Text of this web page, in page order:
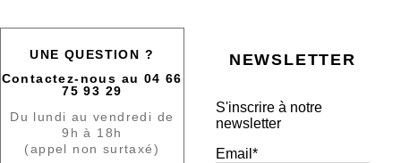
UNE QUESTION ?
Contactez-nous au 04 66
75 93 29
Du lundi au vendredi de
9h à 18h
(appel non surtaxé)
NEWSLETTER
S'inscrire à notre
newsletter
Email*